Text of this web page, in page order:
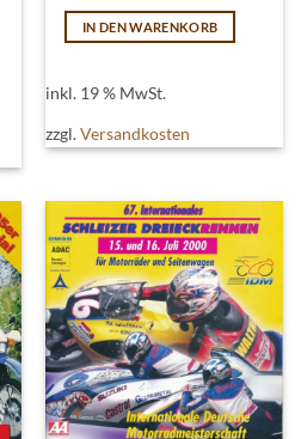
IN DEN WARENKORB
inkl. 19 % MwSt.
zzgl.Versandkosten